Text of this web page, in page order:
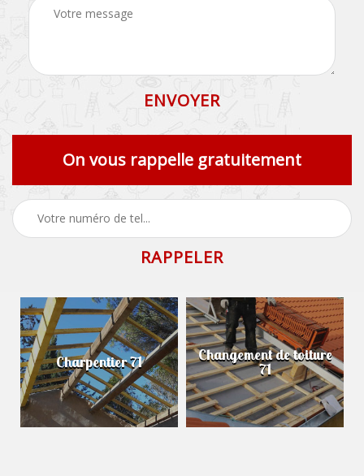
On vous rappelle gratuitement
Charpentier 71 Changement de toiture
71